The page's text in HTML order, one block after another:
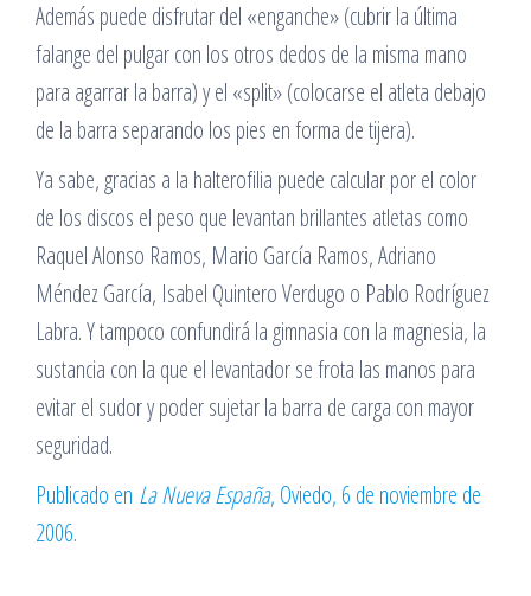
Además puede disfrutar del «enganche» (cubrir la última
falange del pulgar con los otros dedos de la misma mano
para agarrar la barra) y el «split» (colocarse el atleta debajo
de la barra separando los pies en forma de tijera).
Ya sabe, gracias a la halterofilia puede calcular por el color
de los discos el peso que levantan brillantes atletas como
Raquel Alonso Ramos, Mario García Ramos, Adriano
Méndez García, Isabel Quintero Verdugo o Pablo Rodríguez
Labra. Y tampoco confundirá la gimnasia con la magnesia, la
sustancia con la que el levantador se frota las manos para
evitar el sudor y poder sujetar la barra de carga con mayor
seguridad.
Publicado en La Nueva España, Oviedo, 6 de noviembre de
2006.